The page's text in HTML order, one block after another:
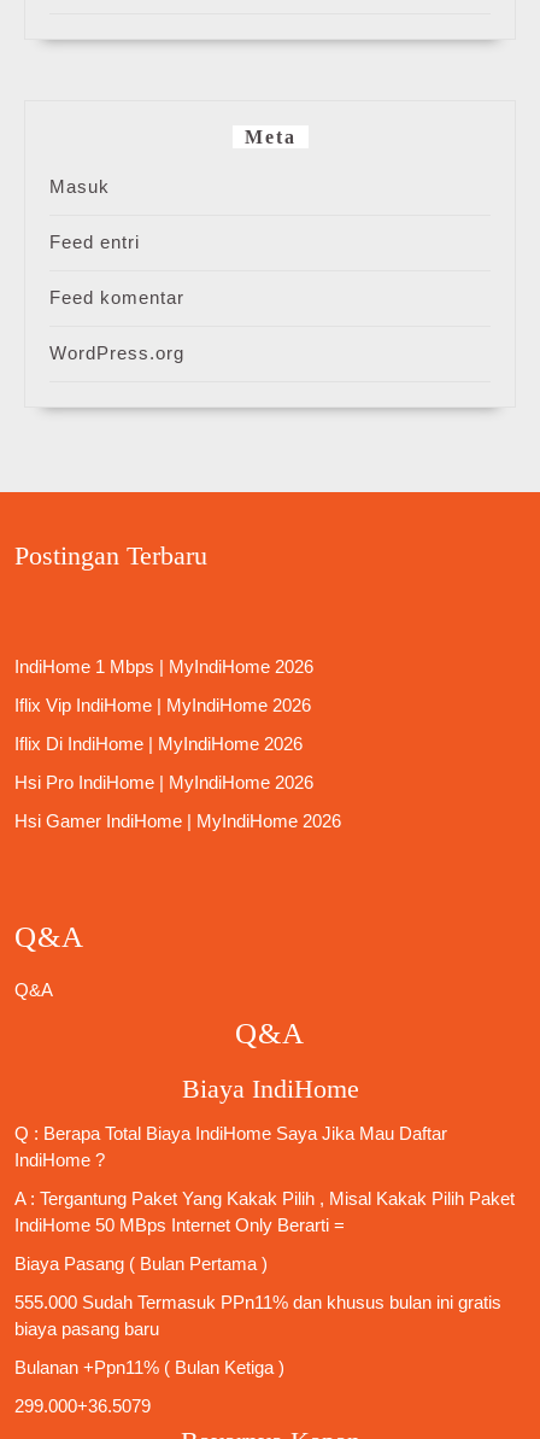
Meta
Masuk
Feed entri
Feed komentar
WordPress.org
Postingan Terbaru
IndiHome 1 Mbps | MyIndiHome 2026
Iflix Vip IndiHome | MyIndiHome 2026
Iflix Di IndiHome | MyIndiHome 2026
Hsi Pro IndiHome | MyIndiHome 2026
Hsi Gamer IndiHome | MyIndiHome 2026
Q&A
Q&A
Q&A
Biaya IndiHome
Q : Berapa Total Biaya IndiHome Saya Jika Mau Daftar
IndiHome ?
A : Tergantung Paket Yang Kakak Pilih , Misal Kakak Pilih Paket
IndiHome 50 MBps Internet Only Berarti =
Biaya Pasang ( Bulan Pertama )
555.000 Sudah Termasuk PPn11% dan khusus bulan ini gratis
biaya pasang baru
Bulanan +Ppn11% ( Bulan Ketiga )
299.000+36.5079